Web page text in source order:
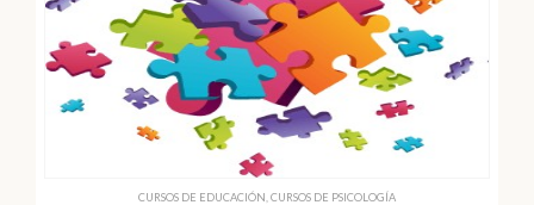
CURSOS DE EDUCACIÓN CURSOS DE PSICOLOGÍA